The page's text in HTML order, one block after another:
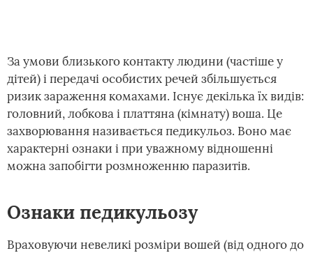
За умови близького контакту людини (частіше у
дітей) і передачі особистих речей збільшується
ризик зараження комахами. Існує декілька їх видів:
головний, лобкова і платтяна (кімнату) воша. Це
захворювання називається педикульоз. Воно має
характерні ознаки і при уважному відношенні
можна запобігти розмноженню паразитів.
Ознаки педикульозу
Враховуючи невеликі розміри вошей (від одного до